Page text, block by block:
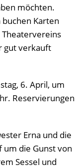
möchten.
Karten
gut verkauft
6. April, um
Reservierungen
Erna und die
um die Gunst von
Sessel und